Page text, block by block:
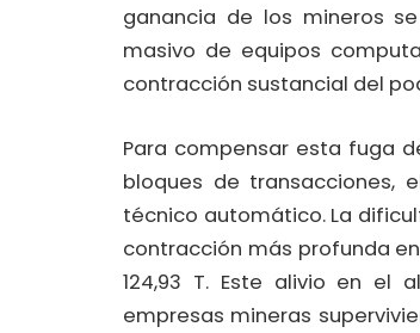
ganancia de los mineros
masivo de equipos
contracción sustancial del
Para compensar esta fuga
bloques de transacciones,
técnico automático. La
contracción más profunda
124,93 T. Este alivio en el
empresas mineras